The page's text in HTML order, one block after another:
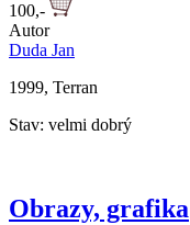
100,-
Autor
Duda Jan
1999, Terran
Stav: velmi dobrý
Obrazy, grafika